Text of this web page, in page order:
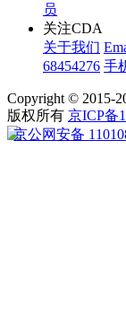
员
关注CDA
关于我们
68454276 手
Copyright © 2015-
版权所有 京ICP备
京公网安备